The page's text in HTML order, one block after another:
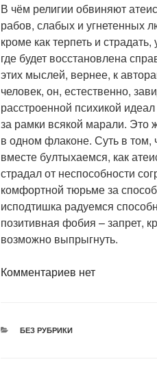
В чём религии обвиняют
рабов, слабых и угнетенных
кроме как терпеть и
где будет восстановлена
этих мыслей, вернее, к
человек, он, естественно,
расстроенной психикой
за рамки всякой марали.
в одном флаконе. Суть в
вместе бултыхаемся, как
страдал от неспособности
комфортной тюрьме за
исподтишка радуемся
позитивная фобия – запрет,
возможно выпрыгнуть.
Комментариев нет
РУБРИКИ
БЕЗ РУБРИКИ